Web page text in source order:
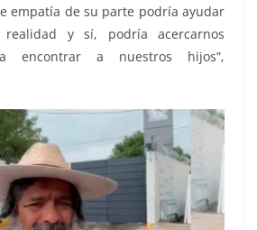
empatía de su parte podría ayudar
y sí, podría acercarnos
encontrar a nuestros hijos”,